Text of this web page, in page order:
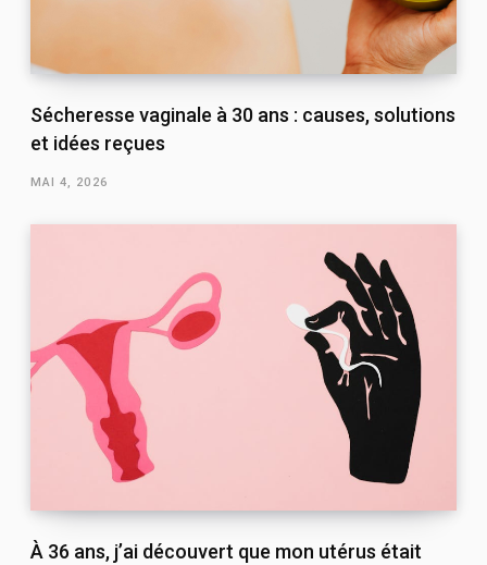
Sécheresse vaginale à 30 ans : causes, solutions
et idées reçues
MAI 4, 2026
À 36 ans, j’ai découvert que mon utérus était